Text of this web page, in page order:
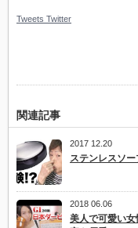
Tweets Twitter
関連記事
2017 12.20
ステンレスソ
2018 06.06
美人で可愛い